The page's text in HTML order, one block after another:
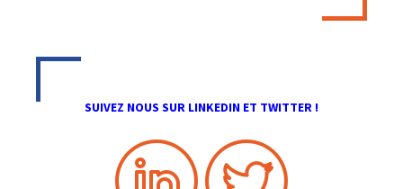
SUIVEZ NOUS SUR LINKEDIN ET TWITTER !